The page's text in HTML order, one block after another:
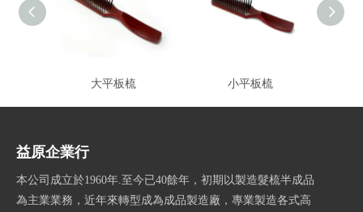
大平板梳 小平板梳
益原企業行
本公司成立於1960年.至今已40餘年，初期以製造髮梳半成品
為主業業務，近年來轉型成為成品製造廠，專業製造各式高